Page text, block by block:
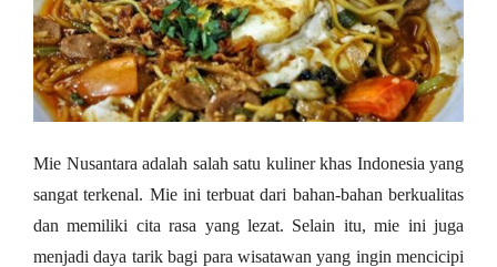
Mie Nusantara adalah salah satu kuliner khas Indonesia yang
sangat terkenal. Mie ini terbuat dari bahan-bahan berkualitas
dan memiliki cita rasa yang lezat. Selain itu, mie ini juga
menjadi daya tarik bagi para wisatawan yang ingin mencicipi